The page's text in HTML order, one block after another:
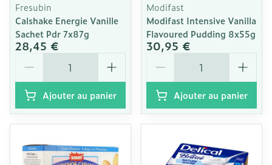
Fresubin
Calshake Energie Vanille
Sachet Pdr 7x87g
28,45 €
Ajouter au panier
Modifast
Modifast Intensive Vanilla
Flavoured Pudding 8x55g
30,95 €
Ajouter au panier